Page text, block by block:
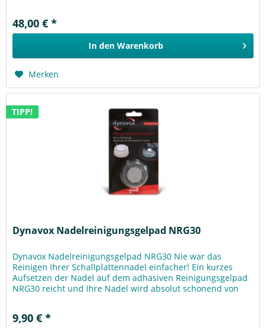
48,00 € *
In den Warenkorb
Merken
TIPP!
Dynavox Nadelreinigungsgelpad NRG30
Dynavox Nadelreinigungsgelpad NRG30 Nie war das
Reinigen Ihrer Schallplattennadel einfacher! Ein kurzes
Aufsetzen der Nadel auf dem adhäsiven Reinigungsgelpad
NRG30 reicht und Ihre Nadel wird absolut schonend von
9,90 € *